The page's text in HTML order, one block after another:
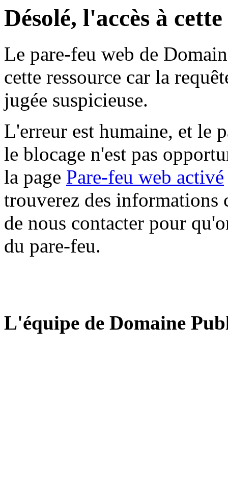
Désolé, l'accès à
Le pare-feu web de
cette ressource car la
jugée suspicieuse.
L'erreur est humaine, et le
le blocage n'est pas
la page Pare-feu web activé
trouverez des informations
de nous contacter pour
du pare-feu.
L'équipe de Domaine